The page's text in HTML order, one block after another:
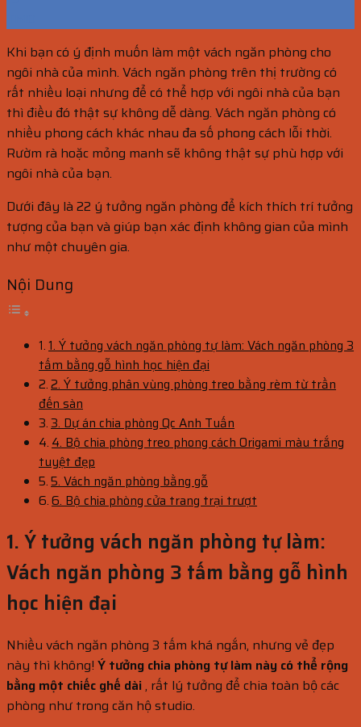
Khi bạn có ý định muốn làm một vách ngăn phòng cho
ngôi nhà của mình. Vách ngăn phòng trên thị trường có
rất nhiều loại nhưng để có thể hợp với ngôi nhà của bạn
thì điều đó thật sự không dễ dàng. Vách ngăn phòng có
nhiều phong cách khác nhau đa số phong cách lỗi thời.
Rườm rà hoặc mỏng manh sẽ không thật sự phù hợp với
ngôi nhà của bạn.
Dưới đây là 22 ý tưởng ngăn phòng để kích thích trí tưởng
tượng của bạn và giúp bạn xác định không gian của mình
như một chuyên gia.
Nội Dung
1. Ý tưởng vách ngăn phòng tự làm: Vách ngăn phòng 3
tấm bằng gỗ hình học hiện đại
2. Ý tưởng phân vùng phòng treo bằng rèm từ trần
đến sàn
3. Dự án chia phòng Qc Anh Tuấn
4. Bộ chia phòng treo phong cách Origami màu trắng
tuyệt đẹp
5. Vách ngăn phòng bằng gỗ
6. Bộ chia phòng cửa trang trại trượt
1. Ý tưởng vách ngăn phòng tự làm:
Vách ngăn phòng 3 tấm bằng gỗ hình
học hiện đại
Nhiều vách ngăn phòng 3 tấm khá ngắn, nhưng vẻ đẹp
này thì không! Ý tưởng chia phòng tự làm này có thể rộng
bằng một chiếc ghế dài, rất lý tưởng để chia toàn bộ các
phòng như trong căn hộ studio.